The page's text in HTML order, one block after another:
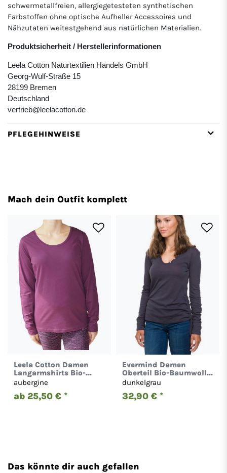
schwermetallfreien, allergiegetesteten synthetischen
Farbstoffen ohne optische Aufheller Accessoires und
Nähzutaten weitestgehend aus natürlichen Materialien.
Produktsicherheit / Herstellerinformationen
Leela Cotton Naturtextilien Handels GmbH
Georg-Wulf-Straße 15
28199 Bremen
Deutschland
vertrieb@leelacotton.de
PFLEGEHINWEISE
Mach dein Outfit komplett
Leela Cotton Damen
Langarmshirts Bio-
Baumwolle T-Shirt 1251
aubergine
ab 25,50 € *
Evermind Damen
Oberteil Bio-Baumwolle
Shirt Top Langarm 1007-
dunkelgrau
32,90 € *
Das könnte dir auch gefallen